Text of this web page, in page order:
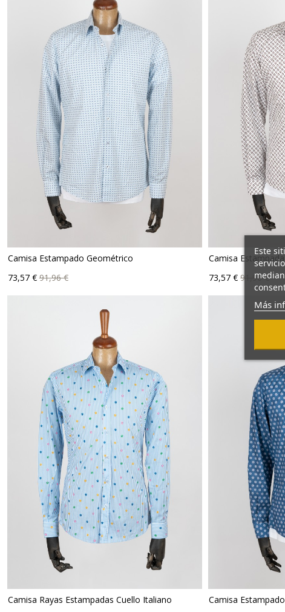
Este
Más
Camisa Estampado Geométrico
Precio
73,57 €Precio
base
91,96 €
Camisa
Precio
73,57 € Precio
base
91,96 €
Camisa Rayas Estampadas Cuello Italiano Camisa